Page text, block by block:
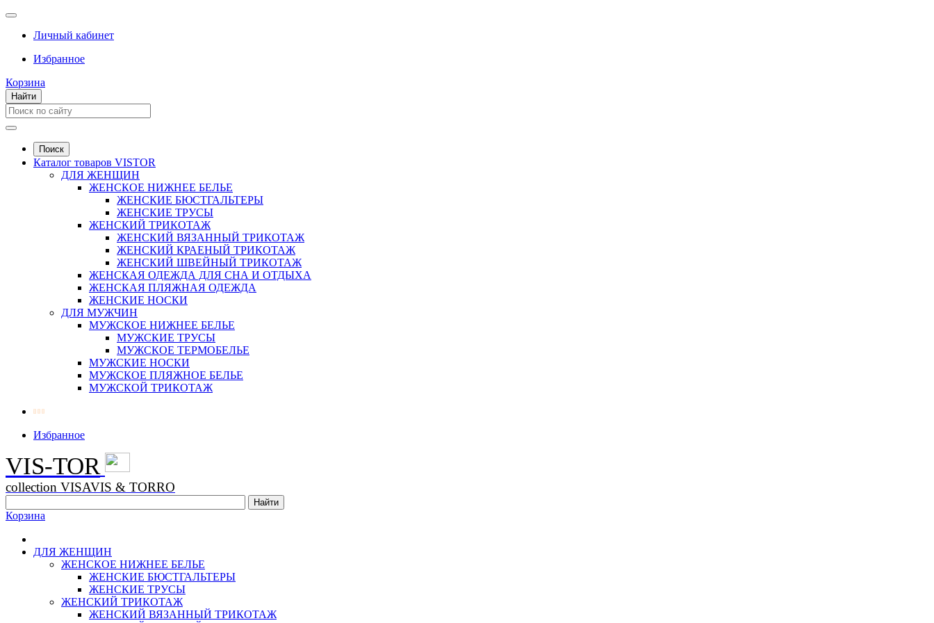
Личный кабинет
Избранное
Корзина
Найти
Поиск
Каталог товаров VISTOR
ДЛЯ ЖЕНЩИН
ЖЕНСКОЕ НИЖНЕЕ БЕЛЬЕ
ЖЕНСКИЕ БЮСТГАЛЬТЕРЫ
ЖЕНСКИЕ ТРУСЫ
ЖЕНСКИЙ ТРИКОТАЖ
ЖЕНСКИЙ ВЯЗАННЫЙ ТРИКОТАЖ
ЖЕНСКИЙ КРАЕНЫЙ ТРИКОТАЖ
ЖЕНСКИЙ ШВЕЙНЫЙ ТРИКОТАЖ
ЖЕНСКАЯ ОДЕЖДА ДЛЯ СНА И ОТДЫХА
ЖЕНСКАЯ ПЛЯЖНАЯ ОДЕЖДА
ЖЕНСКИЕ НОСКИ
ДЛЯ МУЖЧИН
МУЖСКОЕ НИЖНЕЕ БЕЛЬЕ
МУЖСКИЕ ТРУСЫ
МУЖСКОЕ ТЕРМОБЕЛЬЕ
МУЖСКИЕ НОСКИ
МУЖСКОЕ ПЛЯЖНОЕ БЕЛЬЕ
МУЖСКОЙ ТРИКОТАЖ
Избранное
VIS-TOR
collection VISAVIS & TORRO
Корзина
ДЛЯ ЖЕНЩИН
ЖЕНСКОЕ НИЖНЕЕ БЕЛЬЕ
ЖЕНСКИЕ БЮСТГАЛЬТЕРЫ
ЖЕНСКИЕ ТРУСЫ
ЖЕНСКИЙ ТРИКОТАЖ
ЖЕНСКИЙ ВЯЗАННЫЙ ТРИКОТАЖ